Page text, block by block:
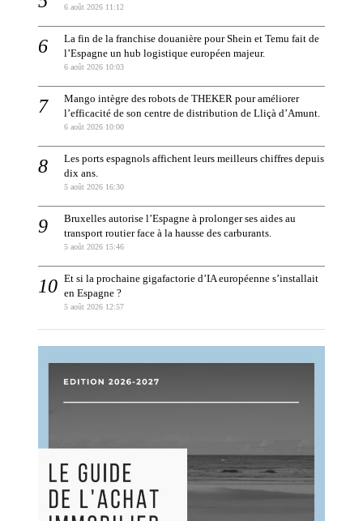
6 août 2026 11:12
La fin de la franchise douanière pour Shein et Temu fait de
l’Espagne un hub logistique européen majeur.
6 août 2026 10:03
Mango intègre des robots de THEKER pour améliorer
l’efficacité de son centre de distribution de Lliçà d’Amunt.
6 août 2026 10:00
Les ports espagnols affichent leurs meilleurs chiffres depuis
dix ans.
5 août 2026 16:30
Bruxelles autorise l’Espagne à prolonger ses aides au
transport routier face à la hausse des carburants.
5 août 2026 15:46
Et si la prochaine gigafactorie d’IA européenne s’installait
en Espagne ?
5 août 2026 12:57